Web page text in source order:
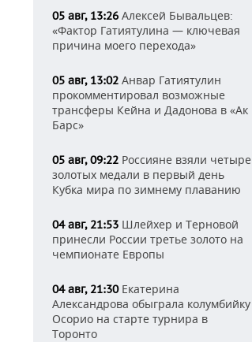
05 авг, 13:26 Алексей Бывальцев:
«Фактор Гатиятулина — ключевая
причина моего перехода»
05 авг, 13:02 Анвар Гатиятулин
прокомментировал возможные
трансферы Кейна и Дадонова в «Ак
Барс»
05 авг, 09:22 Россияне взяли четыре
золотых медали в первый день
Кубка мира по зимнему плаванию
04 авг, 21:53 Шлейхер и Терновой
принесли России третье золото на
чемпионате Европы
04 авг, 21:30Екатерина
Александрова обыграла колумбийку
Осорио на старте турнира в
Торонто